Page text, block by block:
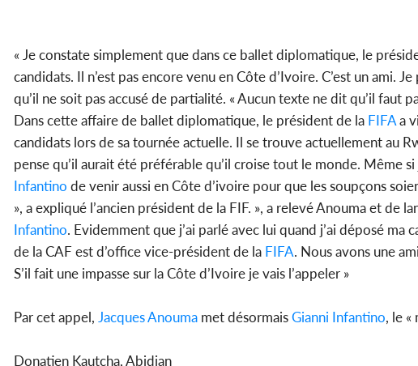
« Je constate simplement que dans ce ballet diplomatique, le
candidats. Il n’est pas encore venu en Côte d’Ivoire. C’est un ami.
qu’il ne soit pas accusé de partialité. « Aucun texte ne dit qu’il faut
Dans cette affaire de ballet diplomatique, le président de la FIFAa
candidats lors de sa tournée actuelle. Il se trouve actuellement au
pense qu’il aurait été préférable qu’il croise tout le monde. Même
Infantino de venir aussi en Côte d’ivoire pour que les soupçons
», a expliqué l’ancien président de la FIF. », a relevé Anouma et de
Infantino. Evidemment que j’ai parlé avec lui quand j’ai déposé
de la CAF est d’office vice-président de la FIFA. Nous avons une
S’il fait une impasse sur la Côte d’Ivoire je vais l’appeler »
Par cet appel, Jacques Anouma met désormaisGianni Infantino, le «
Donatien Kautcha, Abidjan